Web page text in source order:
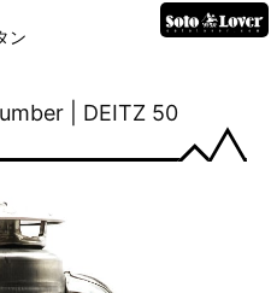
ン
| DEITZ 50